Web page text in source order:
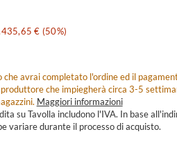
€ (50%)
che avrai completato l'ordine ed il
che impiegherà circa 3-5
Maggiori informazioni
su Tavolla includono l'IVA. In base
variare durante il processo di acquisto.